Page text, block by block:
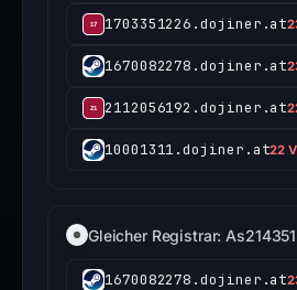
1703351226.dojiner.at
1670082278.dojiner.at
2112056192.dojiner.at
10001311.dojiner.at22
Gleicher Registrar: As214351
1670082278.dojiner.at